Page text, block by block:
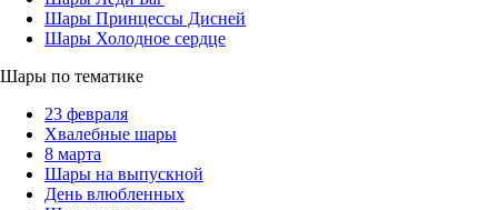
Шары Принцессы Дисней
Шары Холодное сердце
Шары по тематике
23 февраля
Хвалебные шары
8 марта
Шары на выпускной
День влюбленных